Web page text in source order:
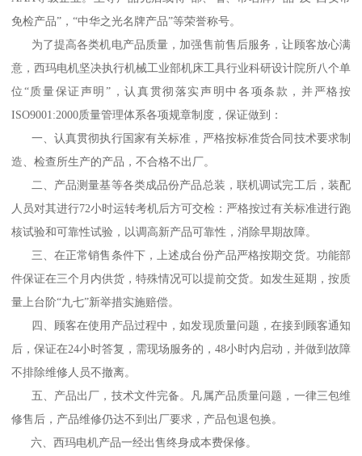
免检产品”，“中华之光名牌产品”等荣誉称号。
为了提高各类机电产品质量，加强售前售后服务，让顾客放心满
意，西玛电机坚决执行机械工业部机床工具行业科研设计院所八个单
位“质量保证声明”，认真贯彻落实声明中各项条款，并严格按
ISO9001:2000质量管理体系各项规章制度，保证做到：
一、认真贯彻执行国家有关标准，严格按标准货合同技术要求制
造、检查所生产的产品，不合格不出厂。
二、产品测量基等各类成品份产品总装，联机调试完工后，装配
人员对其进行72小时运转考机后方可交检：严格按过有关标准进行跑
核试验和可靠性试验，以调高新产品可靠性，消除早期故障。
三、在正常销售条件下，上述成台份产品严格按期交货。功能部
件保证在三个月内供货，特殊情况可以提前交货。如发生延期，按质
量上台阶“九七”新举措实施赔偿。
四、顾客在使用产品过程中，如发现质量问题，在接到顾客通知
后，保证在24小时答复，需现场服务的，48小时内启动，并做到故障
不排除维修人员不撤离。
五、产品出厂，技术文件完备。凡属产品质量问题，一律三包维
修售后 ，产品维修仍达不到出厂要求，产品包退包换。
六、 西玛电机产品一经出售终身成本费保修。